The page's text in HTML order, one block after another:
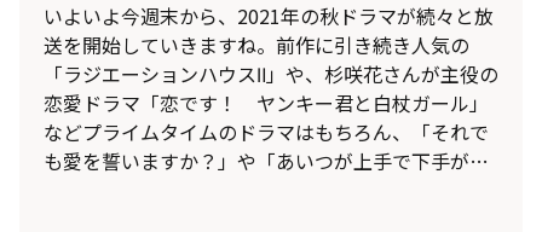
いよいよ今週末から、2021年の秋ドラマが続々と放
送を開始していきますね。前作に引き続き人気の
「ラジエーションハウスⅡ」や、杉咲花さんが主役の
恋愛ドラマ「恋です！ ヤンキー君と白杖ガール」
などプライムタイムのドラマはもちろん、「それで
も愛を誓いますか？」や「あいつが上手で下手が僕